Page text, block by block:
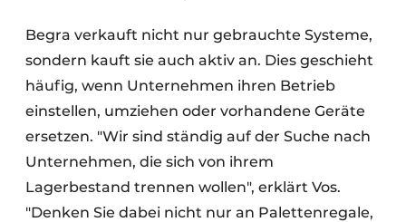
Begra verkauft nicht nur gebrauchte Systeme,
sondern kauft sie auch aktiv an. Dies geschieht
häufig, wenn Unternehmen ihren Betrieb
einstellen, umziehen oder vorhandene Geräte
ersetzen. "Wir sind ständig auf der Suche nach
Unternehmen, die sich von ihrem
Lagerbestand trennen wollen", erklärt Vos.
"Denken Sie dabei nicht nur an Palettenregale,